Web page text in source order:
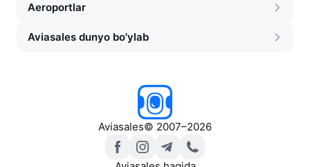
Aeroportlar
Aviasales dunyo bo'ylab
Aviasales© 2007–2026